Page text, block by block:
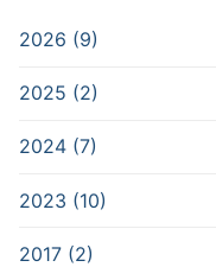
2026 (9)
2025 (2)
2024 (7)
2023 (10)
2017 (2)